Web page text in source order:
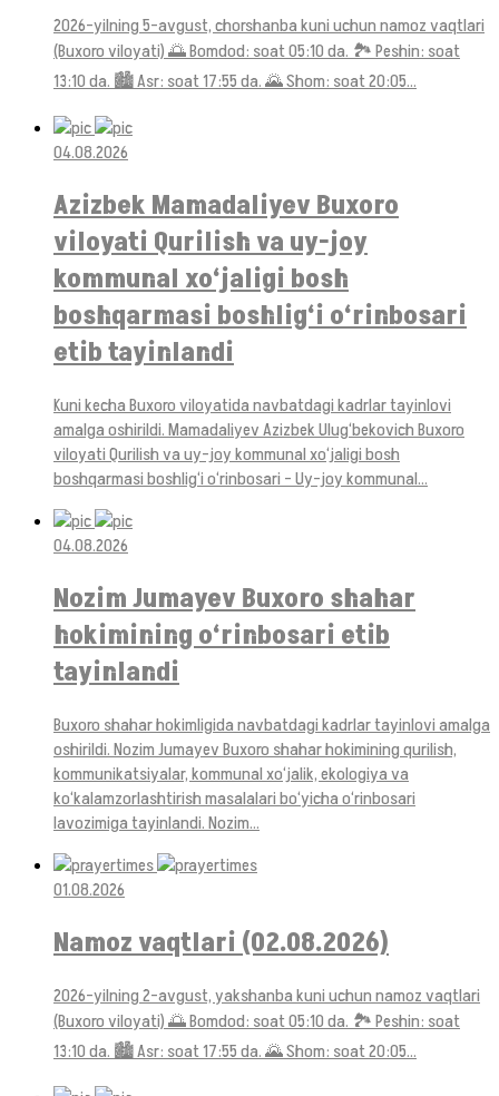
2026-yilning 5-avgust, chorshanba kuni uchun namoz vaqtlari
(Buxoro viloyati) 🌅 Bomdod: soat 05:10 da. 🏞 Peshin: soat
13:10 da. 🏙 Asr: soat 17:55 da. 🌄 Shom: soat 20:05...
04.08.2026
Azizbek Mamadaliyev Buxoro
viloyati Qurilish va uy-joy
kommunal xo‘jaligi bosh
boshqarmasi boshlig‘i o‘rinbosari
etib tayinlandi
Kuni kecha Buxoro viloyatida navbatdagi kadrlar tayinlovi
amalga oshirildi. Mamadaliyev Azizbek Ulug‘bekovich Buxoro
viloyati Qurilish va uy-joy kommunal xo‘jaligi bosh
boshqarmasi boshlig‘i o‘rinbosari – Uy-joy kommunal...
04.08.2026
Nozim Jumayev Buxoro shahar
hokimining o‘rinbosari etib
tayinlandi
Buxoro shahar hokimligida navbatdagi kadrlar tayinlovi amalga
oshirildi. Nozim Jumayev Buxoro shahar hokimining qurilish,
kommunikatsiyalar, kommunal xo‘jalik, ekologiya va
ko‘kalamzorlashtirish masalalari bo‘yicha o‘rinbosari
lavozimiga tayinlandi. Nozim...
01.08.2026
Namoz vaqtlari (02.08.2026)
2026-yilning 2-avgust, yakshanba kuni uchun namoz vaqtlari
(Buxoro viloyati) 🌅 Bomdod: soat 05:10 da. 🏞 Peshin: soat
13:10 da. 🏙 Asr: soat 17:55 da. 🌄 Shom: soat 20:05...